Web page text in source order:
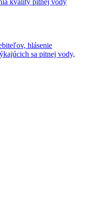
kvality pitnej vody
hlásenie
sa pitnej vody,